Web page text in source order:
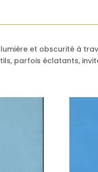
et obscurité à
parfois éclatants,